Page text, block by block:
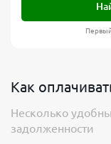
Как
Несколько
задолженности